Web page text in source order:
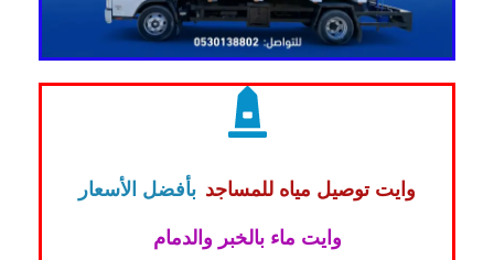
وايت توصيل مياه للمساجد بأفضل الأسعار
وايت ماء بالخبر والدمام